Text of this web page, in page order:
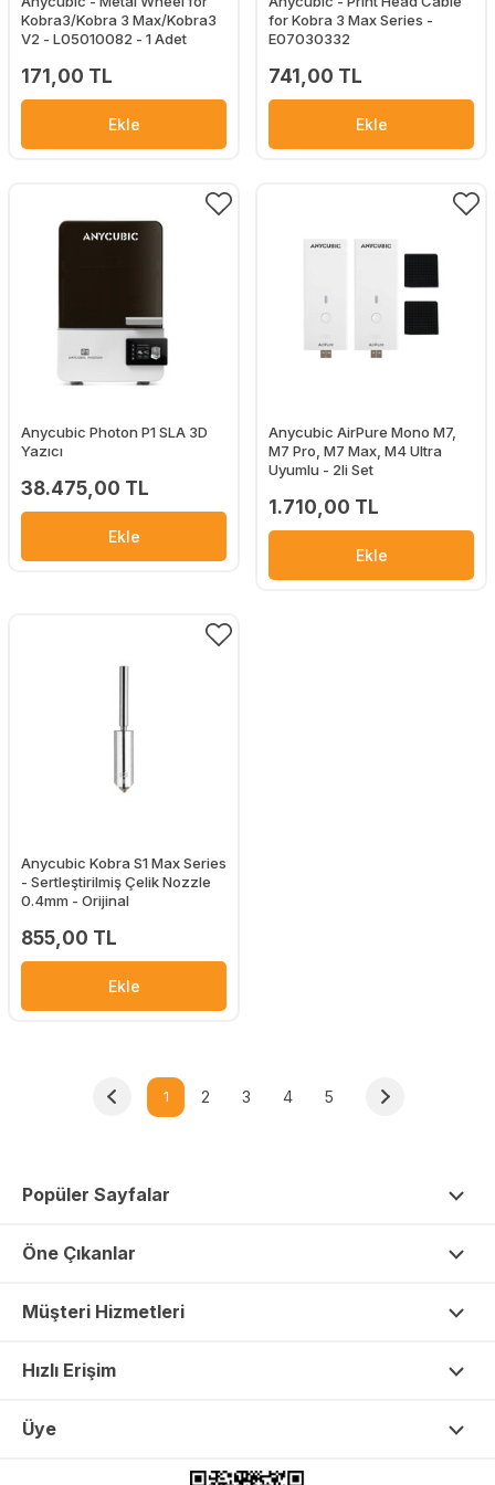
Kobra3/Kobra 3 Max/Kobra3
V2 - L05010082 - 1 Adet
171,00 TL
Ekle
for Kobra 3 Max Series -
E07030332
741,00 TL
Ekle
Anycubic Photon P1 SLA 3D
Yazıcı
38.475,00 TL
Ekle
Anycubic AirPure Mono M7,
M7 Pro, M7 Max, M4 Ultra
Uyumlu - 2li Set
1.710,00 TL
Ekle
Anycubic Kobra S1 Max Series
- Sertleştirilmiş Çelik Nozzle
0.4mm - Orijinal
855,00 TL
Ekle
1 2 3 4 5
Popüler Sayfalar
Öne Çıkanlar
Müşteri Hizmetleri
Hızlı Erişim
Üye